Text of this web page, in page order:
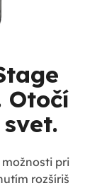
Otočí
pri
rozšíriš